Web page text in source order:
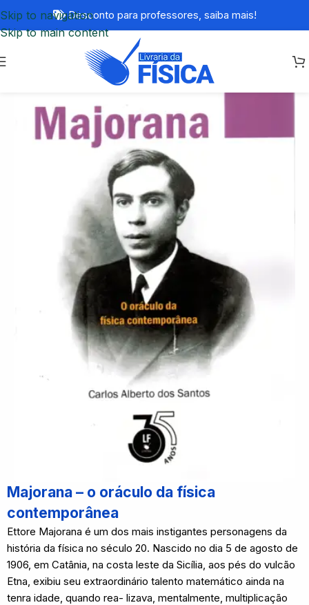
Skip to navigation
Skip to main content
Desconto para professores, saiba mais!
Majorana – o oráculo da física
contemporânea
Ettore Majorana é um dos mais instigantes personagens da
história da física no século 20. Nascido no dia 5 de agosto de
1906, em Catânia, na costa leste da Sicília, aos pés do vulcão
Etna, exibiu seu extraordinário talento matemático ainda na
tenra idade, quando rea- lizava, mentalmente, multiplicação